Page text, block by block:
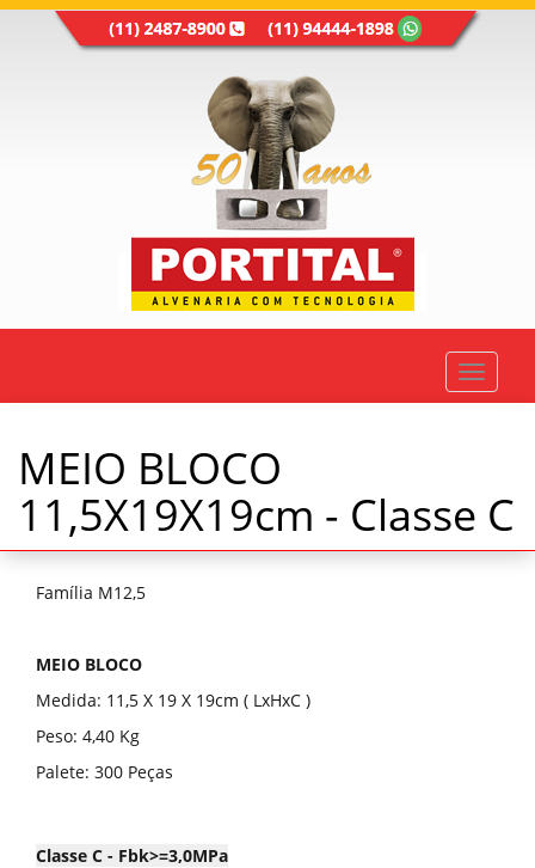
Toggle
MEIO BLOCO
11,5X19X19cm - Classe C
Família M12,5
MEIO BLOCO
Medida: 11,5 X 19 X 19cm ( LxHxC )
Peso: 4,40 Kg
Palete: 300 Peças
Classe C - Fbk>=3,0MPa